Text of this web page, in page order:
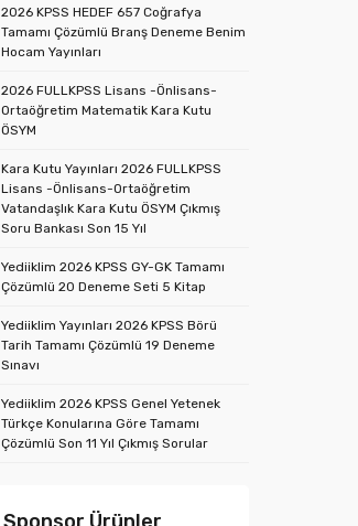
2026 KPSS HEDEF 657 Coğrafya
Tamamı Çözümlü Branş Deneme Benim
Hocam Yayınları
2026 FULLKPSS Lisans -Önlisans-
Ortaöğretim Matematik Kara Kutu
ÖSYM
Kara Kutu Yayınları 2026 FULLKPSS
Lisans -Önlisans-Ortaöğretim
Vatandaşlık Kara Kutu ÖSYM Çıkmış
Soru Bankası Son 15 Yıl
Yediiklim 2026 KPSS GY-GK Tamamı
Çözümlü 20 Deneme Seti 5 Kitap
Yediiklim Yayınları 2026 KPSS Börü
Tarih Tamamı Çözümlü 19 Deneme
Sınavı
Yediiklim 2026 KPSS Genel Yetenek
Türkçe Konularına Göre Tamamı
Çözümlü Son 11 Yıl Çıkmış Sorular